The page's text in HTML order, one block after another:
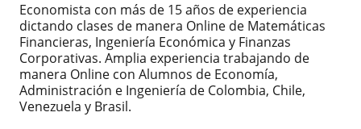
Economista con más de 15 años de experiencia
dictando clases de manera Online de Matemáticas
Financieras, Ingeniería Económica y Finanzas
Corporativas. Amplia experiencia trabajando de
manera Online con Alumnos de Economía,
Administración e Ingeniería de Colombia, Chile,
Venezuela y Brasil.